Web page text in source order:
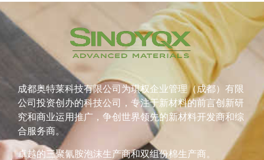
成都奥特莱科技有限公司为琪权企业管理（成都）有限
公司投资创办的科技公司，专注于新材料的前言创新研
究和商业运用推广，争创世界领先的新材料开发商和综
合服务商。
卓越的三聚氰胺泡沫生产商和双组份棉生产商。